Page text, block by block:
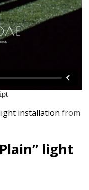
installation from
light